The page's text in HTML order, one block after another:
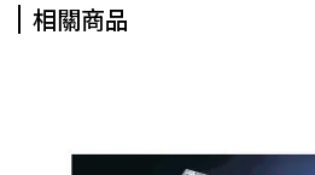
相關商品